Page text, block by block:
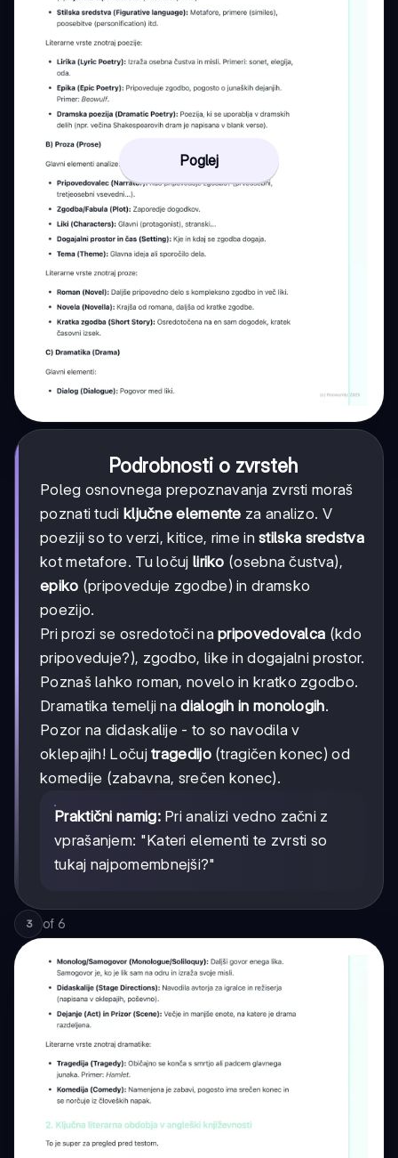
Poglej
Podrobnosti o zvrsteh
Poleg osnovnega prepoznavanja zvrsti moraš
poznati tudi ključne elemente za analizo. V
poeziji so to verzi, kitice, rime instilska sredstva
kot metafore. Tu ločuj liriko (osebna čustva),
epiko (pripoveduje zgodbe) in dramsko
poezijo.
Pri prozi se osredotoči napripovedovalca (kdo
pripoveduje?), zgodbo, like in dogajalni prostor.
Poznaš lahko roman, novelo in kratko zgodbo.
Dramatika temelji nadialogih in monologih.
Pozor na didaskalije - to so navodila v
oklepajih! Ločujtragedijo(tragičen konec) od
komedije (zabavna, srečen konec).
Praktični namig:Pri analizi vedno začni z
vprašanjem: "Kateri elementi te zvrsti so
tukaj najpomembnejši?"
3 of 6